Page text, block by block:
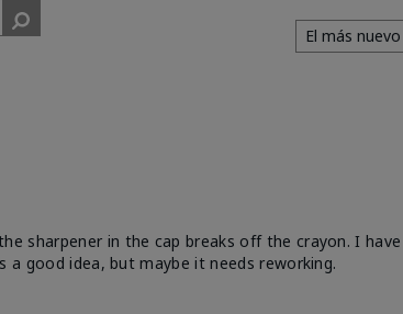
sharpener in the cap breaks off the crayon. I
good idea, but maybe it needs reworking.